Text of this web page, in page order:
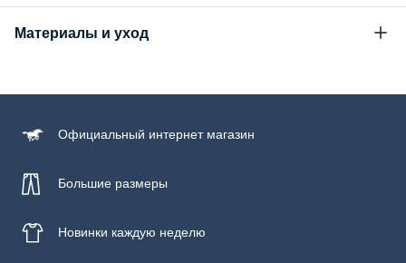
Материалы и уход
100% хлопок
Бережная стирка при температуре не более 30С, химчистка
запрещена
Официальный интернет магазин
Большие размеры
Новинки каждую неделю